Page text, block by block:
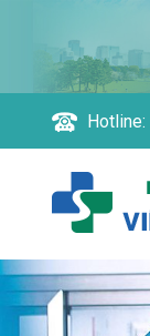
Hotline: